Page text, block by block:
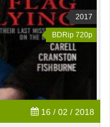
2017
BDRip 720p
16 / 02 / 2018